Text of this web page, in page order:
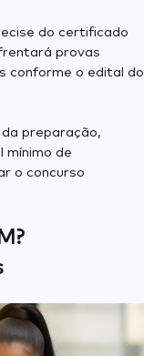
do certificado
provas
conforme o edital do
preparação,
mínimo de
o concurso